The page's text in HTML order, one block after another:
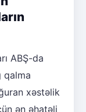
ABŞ-da
qalma
xəstəlik
ən əhatəli